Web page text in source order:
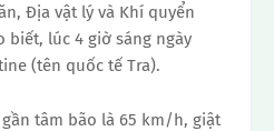
Địa vật lý và Khí quyển
biết, lúc 4 giờ sáng ngày
(tên quốc tế Tra).
tâm bão là 65 km/h, giật